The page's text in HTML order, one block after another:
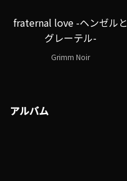
fraternal love -ヘンゼルと
グレーテル-
Grimm Noir
アルバム